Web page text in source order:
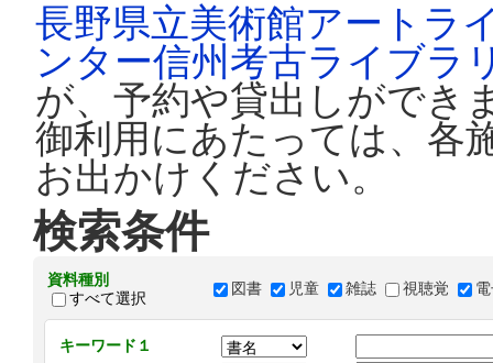
長野県立美術館アートラ
ンター信州考古ライブラ
が、予約や貸出しができ
御利用にあたっては、各
お出かけください。
検索条件
資料種別
すべて選択
図書 児童 雑誌 視聴覚
キーワード１